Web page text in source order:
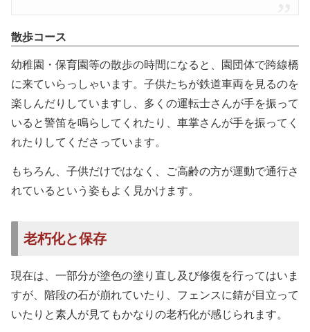
散歩コース
幼稚園・保育園等の散歩の時間になると、園団体で跨線橋
に来ていらっしゃいます。子供たちが鉄道車両を見るのを
楽しんだりしていますし、多くの運転士さんが手を振って
いると警笛を鳴らしてくれたり、車掌さんが手を振ってく
れたりしてくださっています。
もちろん、子供だけではなく、ご高齢の方が運動で通行さ
れているという姿もよく見かけます。
老朽化と保存
現在は、一部分が塗色の塗り直し及び修復を行ってはいま
すが、階段の石が崩れていたり、フェンスに錆が目立って
いたりと素人が見てもかなりの老朽化が感じられます。